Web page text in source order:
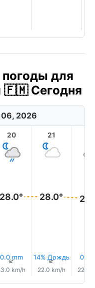
погоды для
🇫🇲 Сегодня
2026
20
28.0°
0.0 mm
↑
km/h
21
28.0°
14% Дождь
↑
22.0 km/h
0.6
22.0